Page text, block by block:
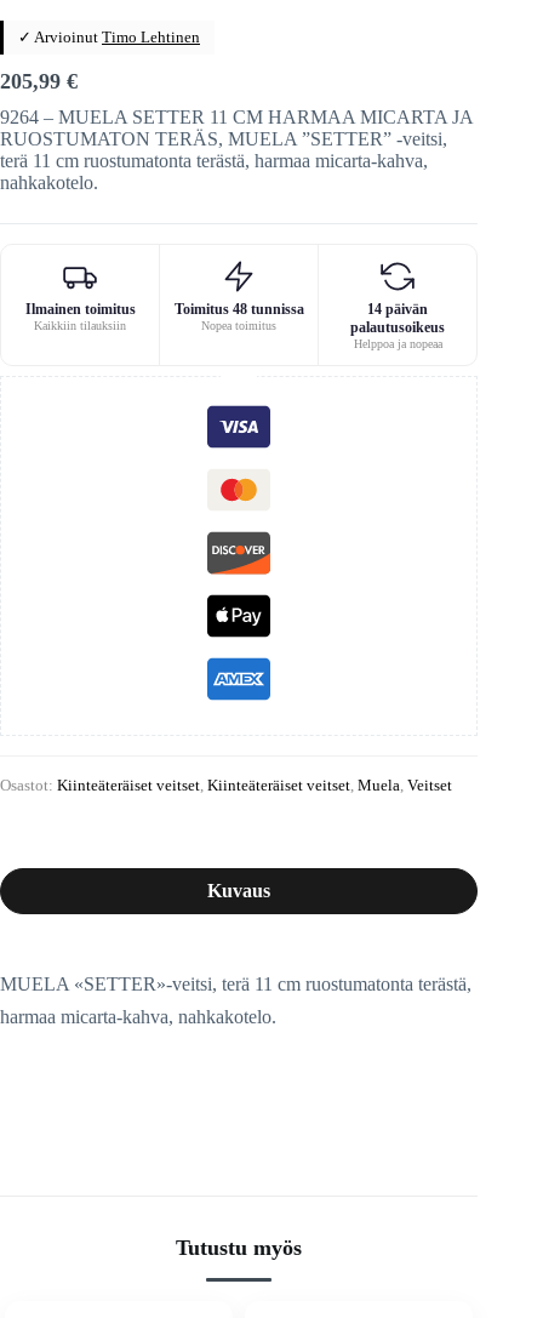
✓ Arvioinut Timo Lehtinen
205,99 €
9264 – MUELA SETTER 11 CM HARMAA MICARTA JA
RUOSTUMATON TERÄS, MUELA ”SETTER” -veitsi,
terä 11 cm ruostumatonta terästä, harmaa micarta-kahva,
nahkakotelo.
Ilmainen toimitus
Kaikkiin tilauksiin
Toimitus 48 tunnissa
Nopea toimitus
14 päivän
palautusoikeus
Helppoa ja nopeaa
Osastot: Kiinteäteräiset veitset, Kiinteäteräiset veitset, Muela, Veitset
Kuvaus
MUELA «SETTER»-veitsi, terä 11 cm ruostumatonta terästä,
harmaa micarta-kahva, nahkakotelo.
Tutustu myös